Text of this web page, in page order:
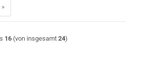
»
16 (von insgesamt 24)